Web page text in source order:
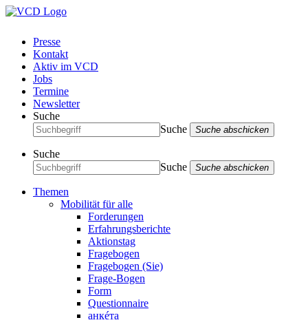
Presse
Kontakt
Aktiv im VCD
Jobs
Termine
Newsletter
Suche
Suche
Suche abschicken
Suche
Suche
Suche abschicken
Themen
Mobilität für alle
Forderungen
Erfahrungsberichte
Aktionstag
Fragebogen
Fragebogen (Sie)
Frage-Bogen
Form
Questionnaire
анкéта